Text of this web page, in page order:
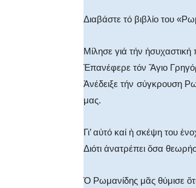
Διαβάστε τό βιβλίο του
Μίλησε γιά τήν
Ἐπανέφερε τόν Ἅγιο
Ἀνέδειξε τήν σύγκρουση
μας.
Γι’ αὐτό καί ἡ σκέψη του
Διότι ἀνατρέπει ὅσα
Ὁ Ρωμανίδης μᾶς θύμισε